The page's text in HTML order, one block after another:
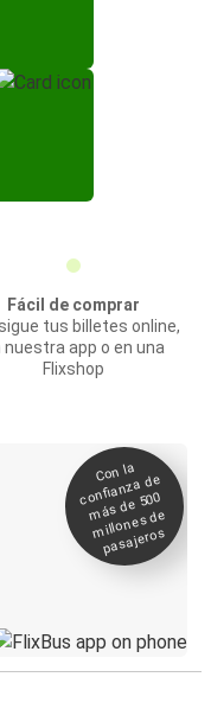
Fácil de comprar
tus billetes online,
nuestra app o en una
Flixshop
Con la
confianza de
más de 500
millones de
pasajeros